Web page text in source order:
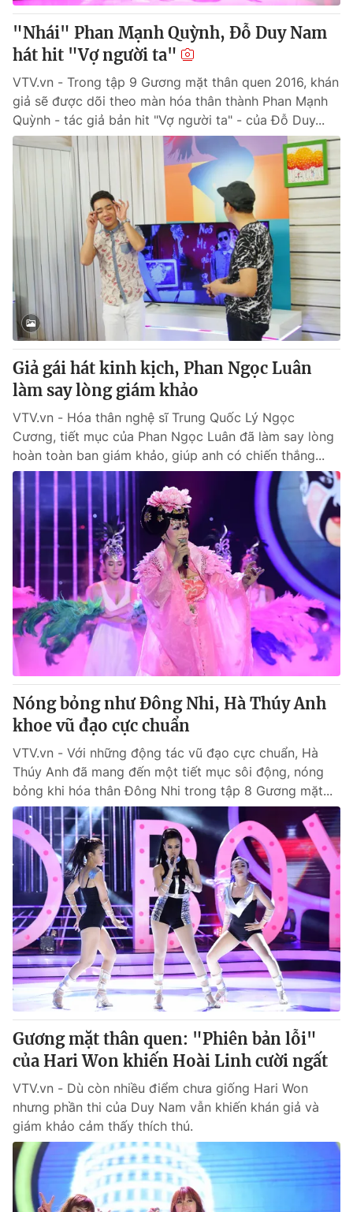
"Nhái" Phan Mạnh Quỳnh, Đỗ Duy Nam
hát hit "Vợ người ta"
VTV.vn - Trong tập 9 Gương mặt thân quen 2016, khán
giả sẽ được dõi theo màn hóa thân thành Phan Mạnh
Quỳnh - tác giả bản hit "Vợ người ta" - của Đỗ Duy...
Giả gái hát kinh kịch, Phan Ngọc Luân
làm say lòng giám khảo
VTV.vn - Hóa thân nghệ sĩ Trung Quốc Lý Ngọc
Cương, tiết mục của Phan Ngọc Luân đã làm say lòng
hoàn toàn ban giám khảo, giúp anh có chiến thắng...
Nóng bỏng như Đông Nhi, Hà Thúy Anh
khoe vũ đạo cực chuẩn
VTV.vn - Với những động tác vũ đạo cực chuẩn, Hà
Thúy Anh đã mang đến một tiết mục sôi động, nóng
bỏng khi hóa thân Đông Nhi trong tập 8 Gương mặt...
Gương mặt thân quen: "Phiên bản lỗi"
của Hari Won khiến Hoài Linh cười ngất
VTV.vn - Dù còn nhiều điểm chưa giống Hari Won
nhưng phần thi của Duy Nam vẫn khiến khán giả và
giám khảo cảm thấy thích thú.